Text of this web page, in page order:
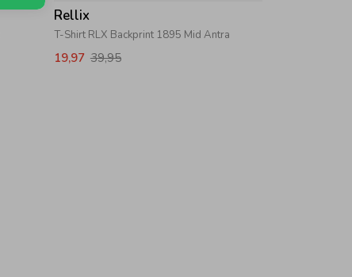
Rellix
T-Shirt RLX Backprint 1895 Mid Antra
19,97 39,95